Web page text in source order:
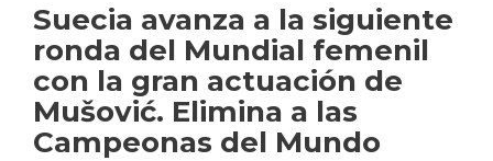
Suecia avanza a la siguiente
ronda del Mundial femenil
con la gran actuación de
Mušović. Elimina a las
Campeonas del Mundo